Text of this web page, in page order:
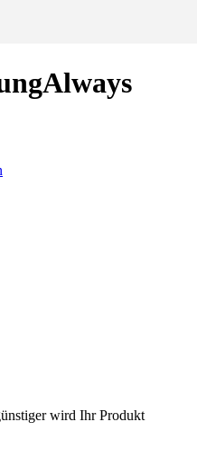
Always
wird Ihr Produkt